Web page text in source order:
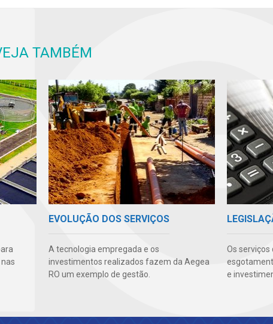
TAMBÉM
EVOLUÇÃO DOS SERVIÇOS
A tecnologia empregada e os
investimentos realizados fazem da Aegea
RO um exemplo de gestão.
Os
e